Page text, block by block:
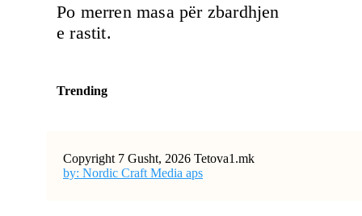
Po merren masa për zbardhjen
e rastit.
Trending
Copyright 7 Gusht, 2026 Tetova1.mk
by: Nordic Craft Media aps